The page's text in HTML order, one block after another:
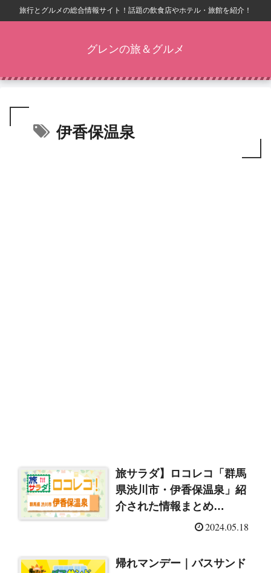
旅行とグルメの総合情報サイト！話題の飲食店やホテル・旅館を紹介！
グレンの旅＆グルメ
伊香保温泉
旅サラダ】ロコレコ「群馬
県渋川市・伊香保温泉」紹
介された情報まとめ
2024.05.18
帰れマンデー｜バスサンド